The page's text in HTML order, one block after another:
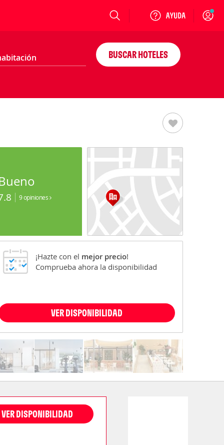
Login
BUSCAR HOTELES
9 opiniones
¡Hazte con el mejor precio!
Comprueba ahora la disponibilidad
VER DISPONIBILIDAD
VER DISPONIBILIDAD